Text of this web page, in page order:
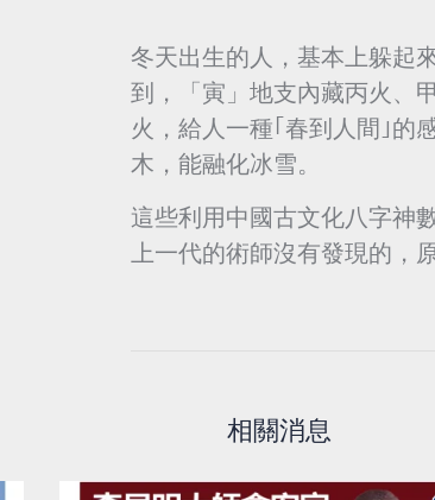
冬天出生的人，基本上躲起
到，「寅」地支內藏丙火、
火，給人一種｢春到人間｣的
木，能融化冰雪。
這些利用中國古文化八字神
上一代的術師沒有發現的，
相關消息